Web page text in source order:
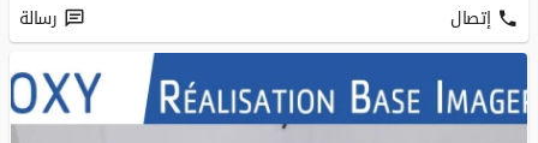
إتصال رسالة